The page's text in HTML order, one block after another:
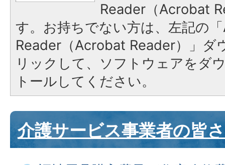
Reader（Acrobat
す。お持ちでない方は、左記の
Reader（Acrobat Reader）」ダ
リックして、ソフトウェアをダ
トールしてください。
介護サービス事業者の皆